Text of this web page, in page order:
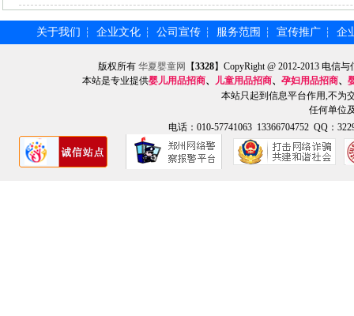
关于我们 ┆ 企业文化 ┆ 公司宣传 ┆ 服务范围 ┆ 宣传推广 ┆ 企
版权所有 华夏婴童网 【3328】CopyRight @ 2012-2013 电信
本站是专业提供婴儿用品招商、 儿童用品招商、 孕妇用品招商、
本站只起到信息平台作用,不为
任何单位
电话：010-57741063 13366704752 QQ：